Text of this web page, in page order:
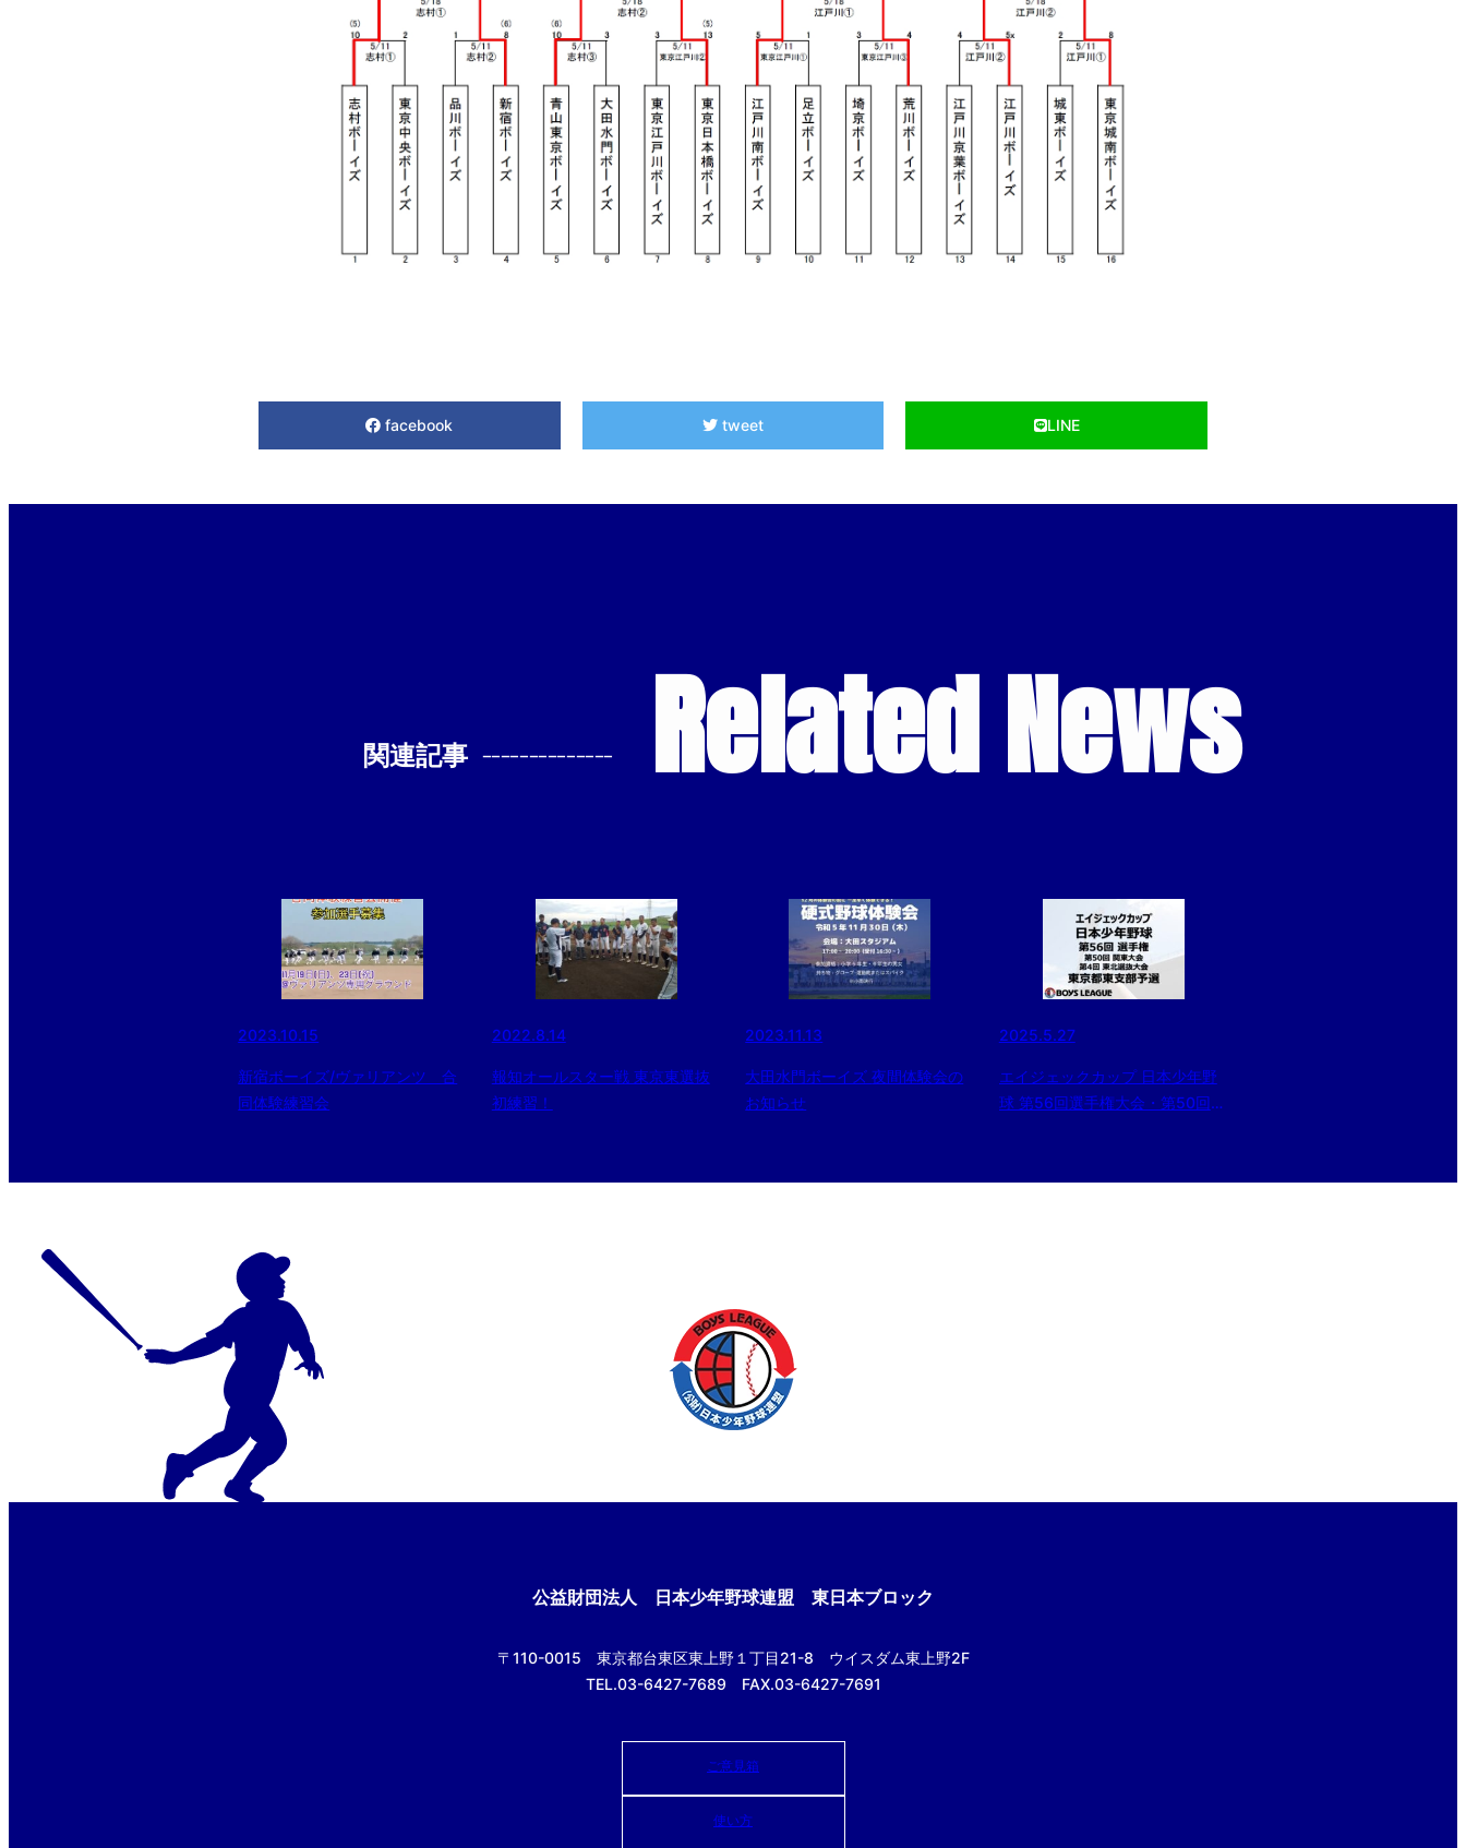
facebook tweet LINE
関連記事 -------------- Related News
2023.10.15
新宿ボーイズ/ヴァリアンツ 合
同体験練習会
2022.8.14
報知オールスター戦 東京東選抜
初練習！
2023.11.13
大田水門ボーイズ 夜間体験会の
お知らせ
2025.5.27
エイジェックカップ 日本少年野
球 第56回選手権大会・第50回関
公益財団法人 日本少年野球連盟 東日本ブロック
〒110-0015 東京都台東区東上野１丁目21-8 ウイスダム東上野2F
TEL.03-6427-7689 FAX.03-6427-7691
ご意見箱
使い方